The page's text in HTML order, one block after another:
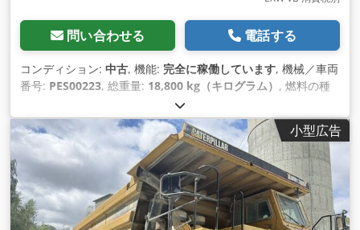
問い合わせる 電話する
コンディション: 中古, 機能: 完全に稼働しています, 機械／車両
番号: PES00223, 総重量: 18,800 kg（キログラム） , 燃料の種
1,650 キロワット (2,243.37 馬力)
流:2,096 A, 出力電圧:440 V, 出力周波数:60 ヘルツ, 出力電流
の種類:三相, 定格出力:1,525 キロワット (2,073.42 馬力), 定格
（見かけ上）電力:2,187 kVA（キロボルトアンペア）, 定格出
1,525 キロワット (2,073.42 馬力), 連続（見かけ）電力:
2,187 kVA（キロボルトアンペア） , 全長:6,705 mm, 全幅:
1,988 mm, 全高:1,537 mm, 最大回転速度: 1,200 回転/分 , エ
ンジンメーカー:Caterpillar, 冷却方式:水 ,
小型広告